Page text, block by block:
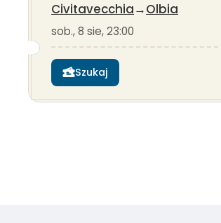
Civitavecchia→Olbia
sob., 8 sie, 23:00
Szukaj